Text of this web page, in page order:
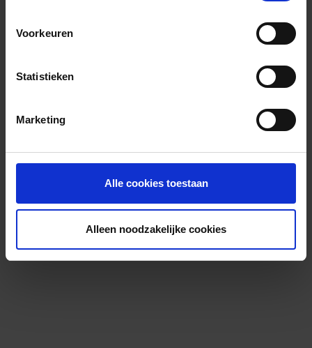
Voorkeuren
Statistieken
Marketing
Alle cookies toestaan
Alleen noodzakelijke cookies